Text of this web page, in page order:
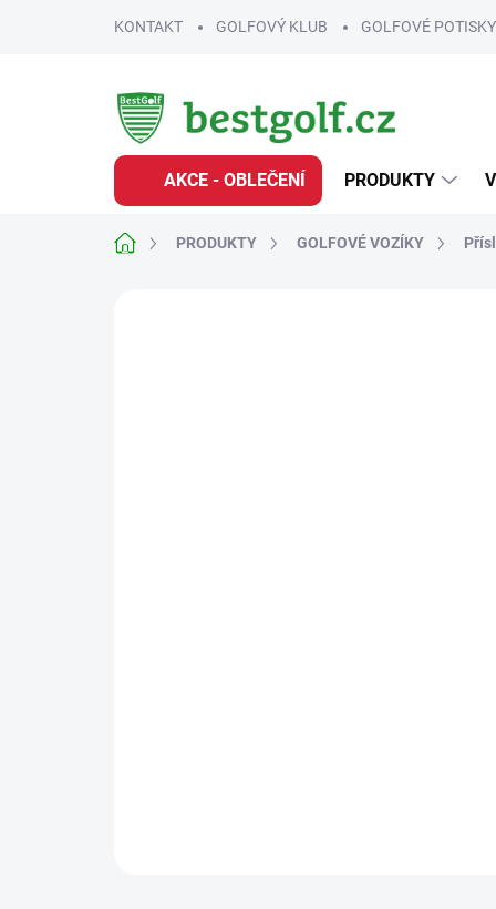
KONTAKT GOLFOVÝ KLUB GOLFOVÉ POTISKY
AKCE - OBLEČENÍ PRODUKTY
Domů PRODUKTY GOLFOVÉ VOZÍKY